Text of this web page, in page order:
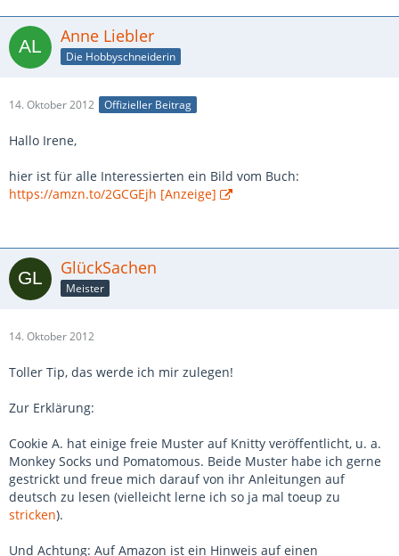
Anne Liebler
Die Hobbyschneiderin
14. Oktober 2012 Offizieller Beitrag
Hallo Irene,
hier ist für alle Interessierten ein Bild vom Buch:
https://amzn.to/2GCGEjh [Anzeige]
GlückSachen
Meister
14. Oktober 2012
Toller Tip, das werde ich mir zulegen!
Zur Erklärung:
Cookie A. hat einige freie Muster auf Knitty veröffentlicht, u. a.
Monkey Socks und Pomatomous. Beide Muster habe ich gerne
gestrickt und freue mich darauf von ihr Anleitungen auf
deutsch zu lesen (vielleicht lerne ich so ja mal toeup zu
stricken).
Und Achtung: Auf Amazon ist ein Hinweis auf einen